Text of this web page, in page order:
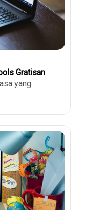
Gratisan
yang